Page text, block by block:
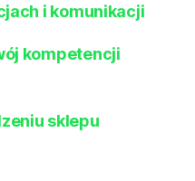
i komunikacji
kompetencji
sklepu